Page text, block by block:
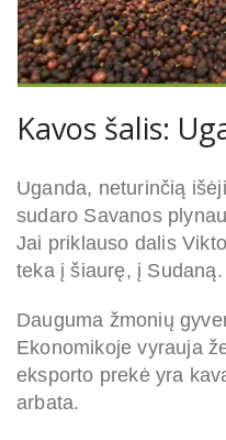
Kavos šalis:
Uganda, neturinčią
sudaro Savanos
Jai priklauso dalis
teka į šiaurę, į
Dauguma žmonių
Ekonomikoje vyrauja
eksporto prekė yra
arbata.